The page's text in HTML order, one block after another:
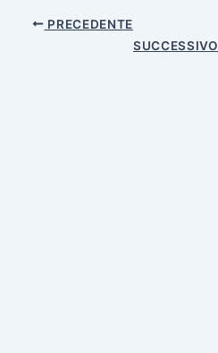
PRECEDENTE
SUCCESSIVO